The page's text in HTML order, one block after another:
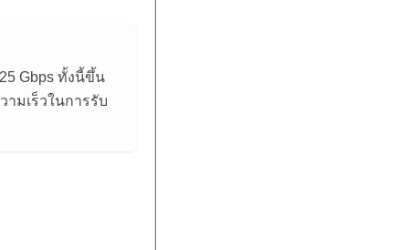
Gbps ทั้งนี้ขึ้น
ามเร็วในการรับ